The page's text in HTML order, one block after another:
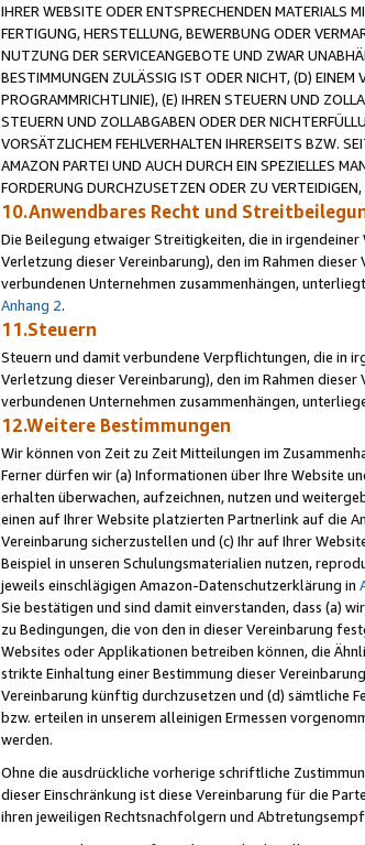
IHRER WEBSITE ODER ENTSPRECHENDEN MATERIALS
FERTIGUNG, HERSTELLUNG, BEWERBUNG ODER
NUTZUNG DER SERVICEANGEBOTE UND ZWAR
BESTIMMUNGEN ZULÄSSIG IST ODER NICHT, (D) EINEM
PROGRAMMRICHTLINIE), (E) IHREN STEUERN UND
STEUERN UND ZOLLABGABEN ODER DER
VORSÄTZLICHEM FEHLVERHALTEN IHRERSEITS BZW.
AMAZON PARTEI UND AUCH DURCH EIN SPEZIELLES
FORDERUNG DURCHZUSETZEN ODER ZU
10.Anwendbares Recht und
Die Beilegung etwaiger Streitigkeiten, die in
Verletzung dieser Vereinbarung), den im Rahmen
verbundenen Unternehmen zusammenhängen,
Anhang 2.
11.Steuern
Steuern und damit verbundene Verpflichtungen, die in
Verletzung dieser Vereinbarung), den im Rahmen
verbundenen Unternehmen zusammenhängen,
12.Weitere Bestimmungen
Wir können von Zeit zu Zeit Mitteilungen im
Ferner dürfen wir (a) Informationen über Ihre Website
erhalten überwachen, aufzeichnen, nutzen und
einen auf Ihrer Website platzierten Partnerlink auf die
Vereinbarung sicherzustellen und (c) Ihr auf Ihrer
Beispiel in unseren Schulungsmaterialien nutzen,
jeweils einschlägigen Amazon-Datenschutzerklärung in
Sie bestätigen und sind damit einverstanden, dass (a)
zu Bedingungen, die von den in dieser Vereinbarung
Websites oder Applikationen betreiben können, die
strikte Einhaltung einer Bestimmung dieser
Vereinbarung künftig durchzusetzen und (d) sämtliche
bzw. erteilen in unserem alleinigen Ermessen
werden.
Ohne die ausdrückliche vorherige schriftliche
dieser Einschränkung ist diese Vereinbarung für die
ihren jeweiligen Rechtsnachfolgern und